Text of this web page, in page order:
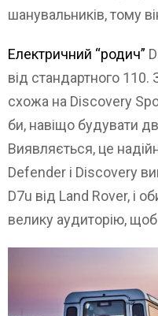
шанувальників, тому
Електричний “родич”
від стандартного
схожа на Discovery
би, навіщо будувати
Виявляється, це
Defender і Discovery
D7u від Land Rover, і
велику аудиторію,